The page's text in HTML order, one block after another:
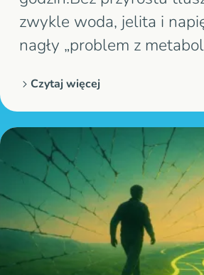
zwykle woda, jelita i
nagły „problem z
to jest informacja.Twoje
na bodźce szybciej, niż
reaguje właśnie tam,
to widać. Wyobraź…
Czytaj więcej